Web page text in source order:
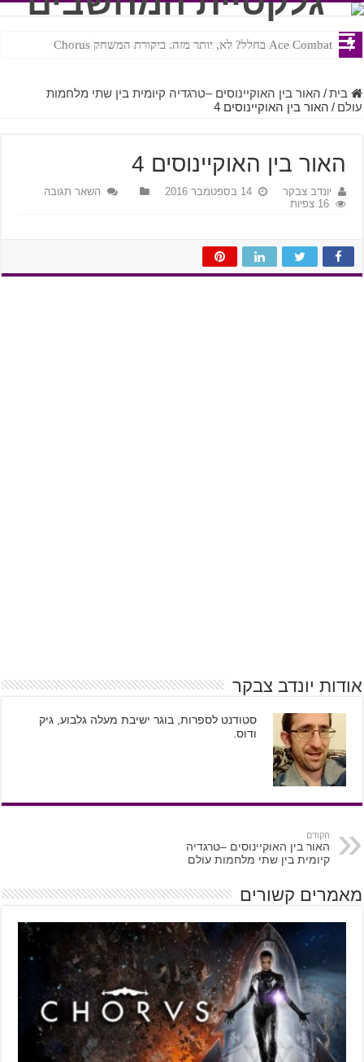
Ace Combat בחלל? לא, יותר מזה. ביקורת המשחק Chorus
Steven Universe והשירים שתורגמו בצורה נוראית לעברית
בית / האור בין האוקיינוסים –טרגדיה קיומית בין שתי מלחמות
עולם / האור בין האוקיינוסים 4
האור בין האוקיינוסים 4
יונדב צבקר 14 בספטמבר 2016
השאר תגובה
16 צפיות
אודות יונדב צבקר
סטודנט לספרות, בוגר ישיבת מעלה גלבוע, גיק
ודוס.
הקודם
האור בין האוקיינוסים –טרגדיה
קיומית בין שתי מלחמות עולם
מאמרים קשורים